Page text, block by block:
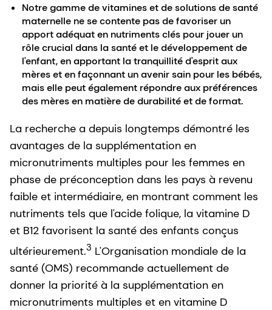
Notre gamme de vitamines et de solutions de santé
maternelle ne se contente pas de favoriser un
apport adéquat en nutriments clés pour jouer un
rôle crucial dans la santé et le développement de
l'enfant, en apportant la tranquillité d'esprit aux
mères et en façonnant un avenir sain pour les bébés,
mais elle peut également répondre aux préférences
des mères en matière de durabilité et de format.
La recherche a depuis longtemps démontré les
avantages de la supplémentation en
micronutriments multiples pour les femmes en
phase de préconception dans les pays à revenu
faible et intermédiaire, en montrant comment les
nutriments tels que l'acide folique, la vitamine D
et B12 favorisent la santé des enfants conçus
ultérieurement.3 L'Organisation mondiale de la
santé (OMS) recommande actuellement de
donner la priorité à la supplémentation en
micronutriments multiples et en vitamine D